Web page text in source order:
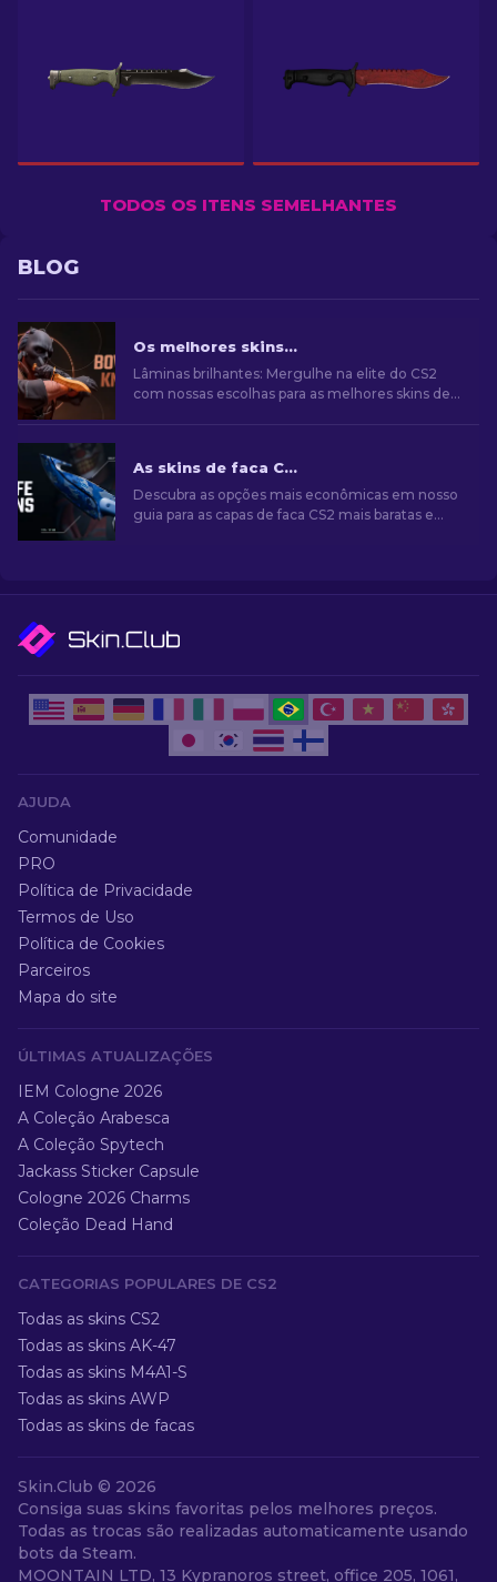
TODOS OS ITENS SEMELHANTES
BLOG
Os melhores skins para facas Bowie no CS2
Lâminas brilhantes: Mergulhe na elite do CS2
com nossas escolhas para as melhores skins de
As skins de faca CS2 mais baratas [2026]
Descubra as opções mais econômicas em nosso
guia para as capas de faca CS2 mais baratas e
AJUDA
Comunidade
PRO
Política de Privacidade
Termos de Uso
Política de Cookies
Parceiros
Mapa do site
ÚLTIMAS ATUALIZAÇÕES
IEM Cologne 2026
A Coleção Arabesca
A Coleção Spytech
Jackass Sticker Capsule
Cologne 2026 Charms
Coleção Dead Hand
CATEGORIAS POPULARES DE CS2
Todas as skins CS2
Todas as skins AK-47
Todas as skins M4A1-S
Todas as skins AWP
Todas as skins de facas
Skin.Club © 2026
Consiga suas skins favoritas pelos melhores preços.
Todas as trocas são realizadas automaticamente usando
bots da Steam.
MOONTAIN LTD, 13 Kypranoros street, office 205, 1061,